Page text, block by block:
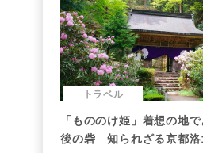
トラベル
「もののけ姫」着想の地
後の砦 知られざる京都洛